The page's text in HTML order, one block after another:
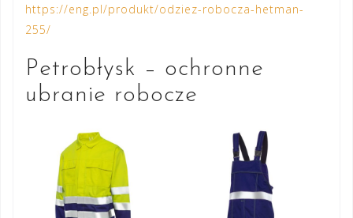
https://eng.pl/produkt/odziez-robocza-hetman-
255/
Petrobłysk – ochronne
ubranie robocze